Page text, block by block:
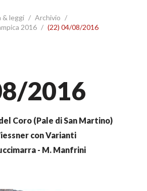
& leggi / Archivio /
2016 / (22) 04/08/2016
2016
Coro (Pale di San Martino)
con Varianti
- M. Manfrini